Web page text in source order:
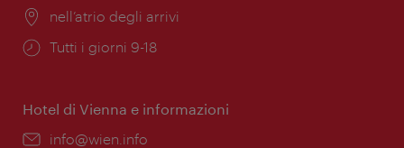
Posizione:
nell’atrio degli arrivi
Orari
Tutti i giorni 9-18
Hotel di Vienna e informazioni
Email:
info@wien.info